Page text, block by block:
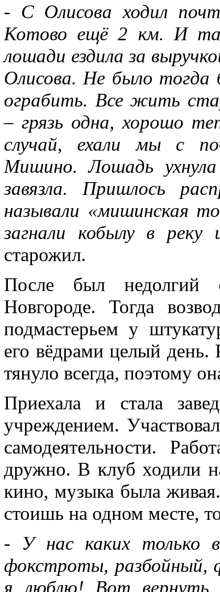
- С Олисова ходил
Котово ещё 2 км. И
лошади ездила за
Олисова. Не было тогда
ограбить. Все жить
– грязь одна, хорошо
случай, ехали мы с
Мишино. Лошадь
завязла. Пришлось
называли «мишинская
загнали кобылу в
старожил.
После был недолгий
Новгороде. Тогда
подмастерьем у
его вёдрами целый день.
тянуло всегда, поэтому
Приехала и стала
учреждением.
самодеятельности.
дружно. В клуб ходили
кино, музыка была
стоишь на одном месте,
- У нас каких только
фокстроты, разбойный,
я люблю! Вот